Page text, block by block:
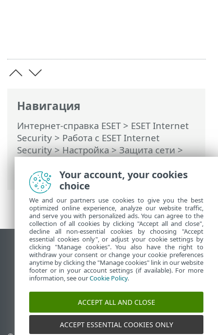
Навигация
Интернет-справка ESET> ESET Internet
Security > Работа с ESET Internet
Security>Настройка>Защита сети>
Установка соединения: обнаружение
Использовать сайт для ПК
End of Life
База знаний ESET
ESET Status Portal
Региональная поддержка
Your account, your cookies
choice
We and our partners use cookies to give you the best
optimized online experience, analyze our website traffic,
and serve you with personalized ads. You can agree to the
collection of all cookies by clicking "Accept all and close",
decline all non-essential cookies by choosing "Accept
essential cookies only", or adjust your cookie settings by
clicking "Manage cookies". You also have the right to
withdraw your consent or change your cookie preferences
anytime by clicking the "Manage cookies" link in our website
footer or in your account settings (if available). For more
information, see ourCookie Policy.
ACCEPT ALL AND CLOSE
ACCEPT ESSENTIAL COOKIES ONLY